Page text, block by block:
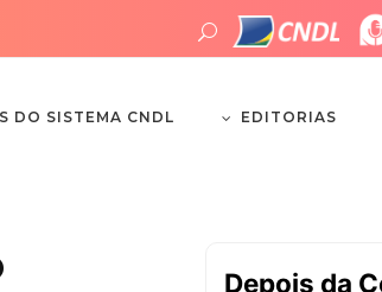
DO SISTEMA CNDL EDITORIAS